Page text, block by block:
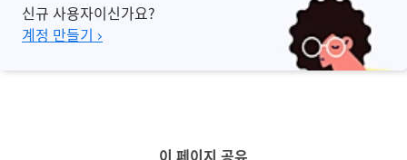
신규 사용자이신가요?
계정 만들기 ›
이 페이지 공유